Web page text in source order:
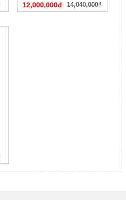
12,000,000đ 14,040,000₫